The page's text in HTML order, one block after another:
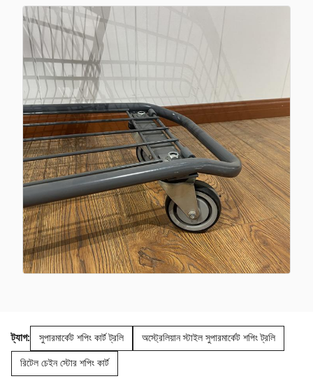
ট্যাগ: সুপারমার্কেট শপিং কার্ট ট্রলি অস্ট্রেলিয়ান স্টাইল সুপারমার্কেট শপিং ট্রলি
রিটেল চেইন স্টোর শপিং কার্ট